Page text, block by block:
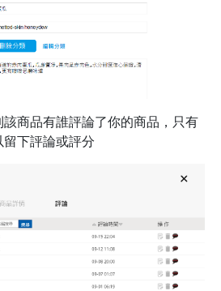
商品有誰評論了你的商品，只有
下評論或評分